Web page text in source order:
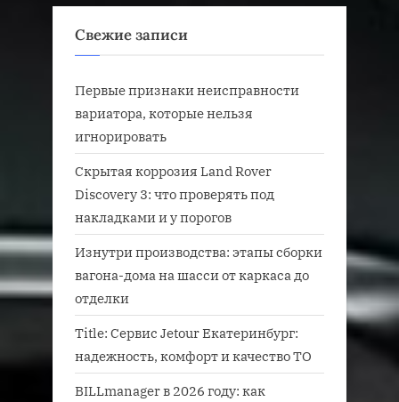
Свежие записи
Первые признаки неисправности
вариатора, которые нельзя
игнорировать
Скрытая коррозия Land Rover
Discovery 3: что проверять под
накладками и у порогов
Изнутри производства: этапы сборки
вагона-дома на шасси от каркаса до
отделки
Title: Сервис Jetour Екатеринбург:
надежность, комфорт и качество ТО
BILLmanager в 2026 году: как